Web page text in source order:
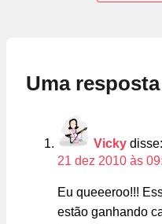
Uma resposta
Vicky disse:
21 dez 2010 às
Eu queeeroo!!!
estão ganhando